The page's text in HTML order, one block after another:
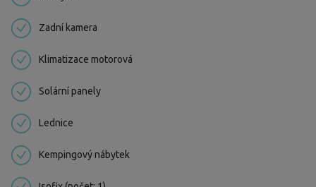
Zadní kamera
Klimatizace motorová
Solární panely
Lednice
Kempingový nábytek